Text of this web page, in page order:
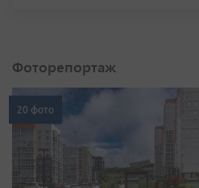
Фоторепортаж
20 фото